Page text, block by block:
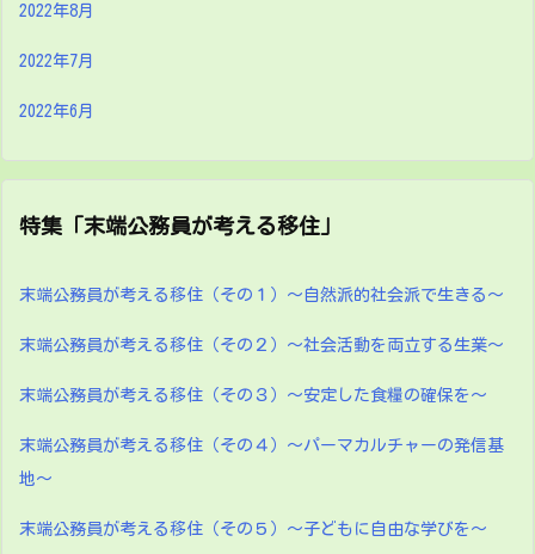
2022年8月
2022年7月
2022年6月
特集「末端公務員が考える移住」
末端公務員が考える移住（その１）～自然派的社会派で生きる～
末端公務員が考える移住（その２）～社会活動を両立する生業～
末端公務員が考える移住（その３）～安定した食糧の確保を～
末端公務員が考える移住（その４）～パーマカルチャーの発信基
地～
末端公務員が考える移住（その５）～子どもに自由な学びを～